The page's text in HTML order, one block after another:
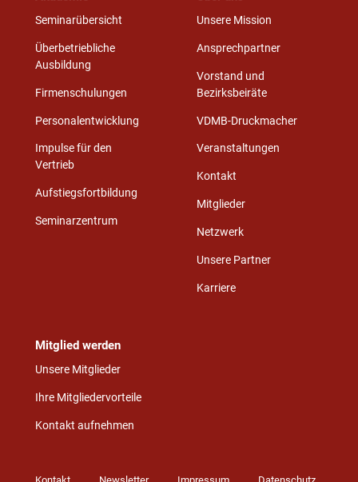
Seminarübersicht
Überbetriebliche
Ausbildung
Firmenschulungen
Personalentwicklung
Impulse für den
Vertrieb
Aufstiegsfortbildung
Seminarzentrum
Unsere Mission
Ansprechpartner
Vorstand und
Bezirksbeiräte
VDMB-Druckmacher
Veranstaltungen
Kontakt
Mitglieder
Netzwerk
Unsere Partner
Karriere
Mitglied werden
Unsere Mitglieder
Ihre Mitgliedervorteile
Kontakt aufnehmen